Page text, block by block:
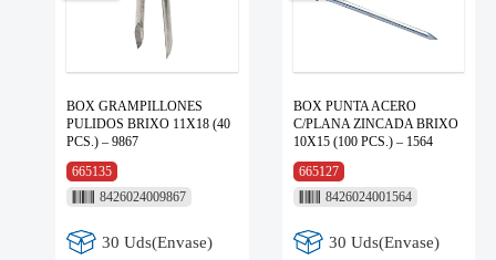
BOX GRAMPILLONES
PULIDOS BRIXO 11X18 (40
PCS.) – 9867
665135
8426024009867
30 Uds(Envase)
BOX PUNTA ACERO
C/PLANA ZINCADA BRIXO
10X15 (100 PCS.) – 1564
665127
8426024001564
30 Uds(Envase)